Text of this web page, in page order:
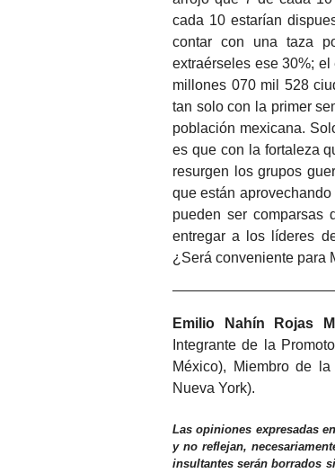
cada 10 estarían
contar con una taza
extraérseles ese 30%;
millones 070 mil 528
tan solo con la primer
población mexicana.
es que con la fortaleza
resurgen los grupos
que están
pueden ser comparsas
entregar a los líderes
¿Será conveniente para
Emilio Nahín Rojas
Integrante de la
México), Miembro de
Nueva York).
Las opiniones expresadas
y no reflejan,
insultantes serán borrados